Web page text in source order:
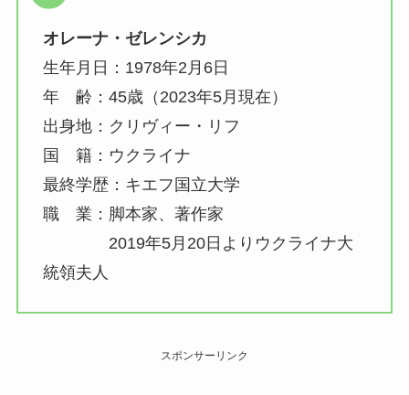
オレーナ・ゼレンシカ
生年月日：1978年2月6日
年 齢：45歳（2023年5月現在）
出身地：クリヴィー・リフ
国 籍：ウクライナ
最終学歴：キエフ国立大学
職 業：脚本家、著作家
2019年5月20日よりウクライナ大
統領夫人
スポンサーリンク